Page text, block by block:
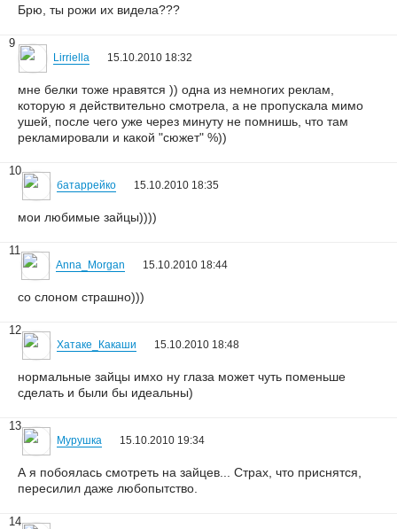
Брю, ты рожи их видела???
9
Lirriella 15.10.2010 18:32
мне белки тоже нравятся )) одна из немногих реклам,
которую я действительно смотрела, а не пропускала мимо
ушей, после чего уже через минуту не помнишь, что там
рекламировали и какой "сюжет" %))
10
батаррейко 15.10.2010 18:35
мои любимые зайцы))))
11
Anna_Morgan 15.10.2010 18:44
со слоном страшно)))
12
Хатаке_Какаши 15.10.2010 18:48
нормальные зайцы имхо ну глаза может чуть поменьше
сделать и были бы идеальны)
13
Мурушка 15.10.2010 19:34
А я побоялась смотреть на зайцев... Страх, что приснятся,
пересилил даже любопытство.
14